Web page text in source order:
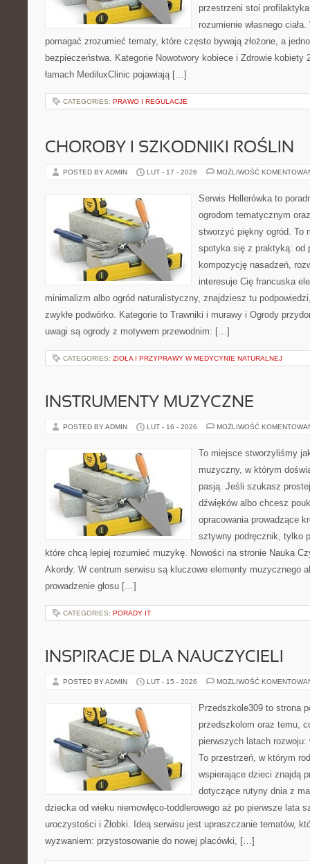
przestrzeni stoi
rozumienie własnego
pomagać zrozumieć tematy, które często bywają złożone, a
bezpieczeństwa. Kategorie Nowotwory kobiece i Zdrowie kobiety
łamach MediluxClinic pojawiają […]
CATEGORIES: PRAWO I REGULACJE
CHOROBY I SZKODNIKI ROŚLIN
POSTED BY ADMIN LUT - 17 - 2026 MOŻLIWOŚĆ
Serwis Hellerówka to
ogrodom tematycznym
stworzyć piękny ogród. To
spotyka się z praktyką: od
kompozycję nasadzeń,
interesuje Cię francuska
minimalizm albo ogród naturalistyczny, znajdziesz tu
zwykłe podwórko. Kategorie to Trawniki i murawy i Ogrody
uwagi są ogrody z motywem przewodnim: […]
CATEGORIES: ZIOŁA I PRZYPRAWY W MEDYCYNIE NATURALNEJ
INSTRUMENTY MUZYCZNE
POSTED BY ADMIN LUT - 16 - 2026 MOŻLIWOŚĆ
To miejsce stworzyliśmy
muzyczny, w którym
pasją. Jeśli szukasz
dźwięków albo chcesz
opracowania prowadzące
sztywny podręcznik, tylko
które chcą lepiej rozumieć muzykę. Nowości na stronie Nauka
Akordy. W centrum serwisu są kluczowe elementy muzycznego
prowadzenie głosu […]
CATEGORIES: PORADY IT
INSPIRACJE DLA NAUCZYCIELI
POSTED BY ADMIN LUT - 15 - 2026 MOŻLIWOŚĆ
Przedszkole309 to strona
przedszkolom oraz temu,
pierwszych latach
To przestrzeń, w którym
wspierające dzieci znajdą
dotyczące rutyny dnia z
dziecka od wieku niemowlęco-toddlerowego aż po pierwsze lata
uroczystości i Żłobki. Ideą serwisu jest upraszczanie tematów,
wyzwaniem: przystosowanie do nowej placówki, […]